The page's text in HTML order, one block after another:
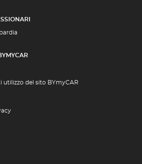
utilizzo del sito BYmyCAR